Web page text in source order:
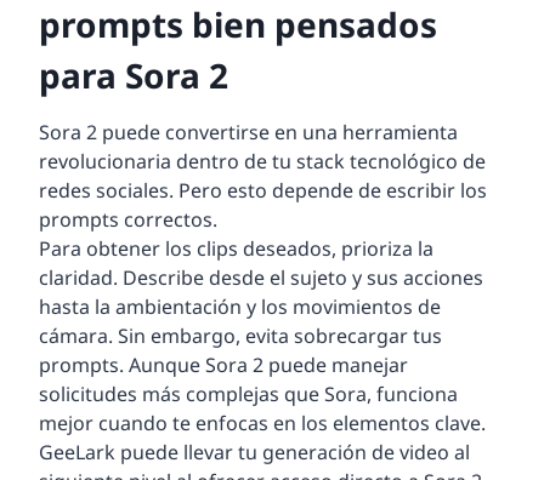
prompts bien pensados
para Sora 2
Sora 2 puede convertirse en una herramienta
revolucionaria dentro de tu stack tecnológico de
redes sociales. Pero esto depende de escribir los
prompts correctos.
Para obtener los clips deseados, prioriza la
claridad. Describe desde el sujeto y sus acciones
hasta la ambientación y los movimientos de
cámara. Sin embargo, evita sobrecargar tus
prompts. Aunque Sora 2 puede manejar
solicitudes más complejas que Sora, funciona
mejor cuando te enfocas en los elementos clave.
GeeLark puede llevar tu generación de video al